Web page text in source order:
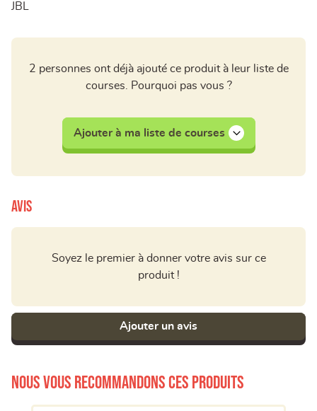
JBL
2 personnes ont déjà ajouté ce produit à leur liste de
courses. Pourquoi pas vous ?
Ajouter à ma liste de courses
Avis
Soyez le premier à donner votre avis sur ce
produit !
Ajouter un avis
Nous vous recommandons ces produits